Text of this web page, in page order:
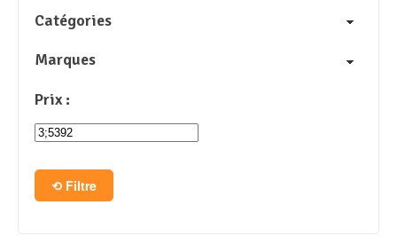
Catégories
Marques
Prix :
Filtre